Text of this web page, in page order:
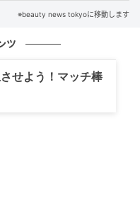
とヒップで押し続け
また、お腹に軽く力
、姿勢も安定するは
※beauty news tokyoに移動します
ツ
せよう！マッチ棒